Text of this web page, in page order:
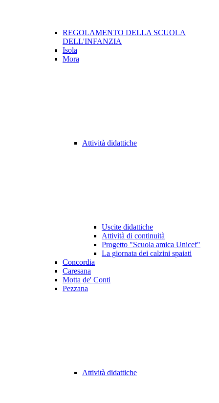
REGOLAMENTO DELLA SCUOLA
DELL'INFANZIA
Isola
Mora
Attività didattiche
Uscite didattiche
Attività di continuità
Progetto "Scuola amica Unicef"
La giornata dei calzini spaiati
Concordia
Caresana
Motta de' Conti
Pezzana
Attività didattiche